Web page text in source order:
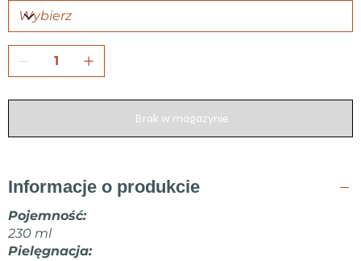
Brak w magazynie
Informacje o produkcie
Pojemność:
230 ml
Pielęgnacja: